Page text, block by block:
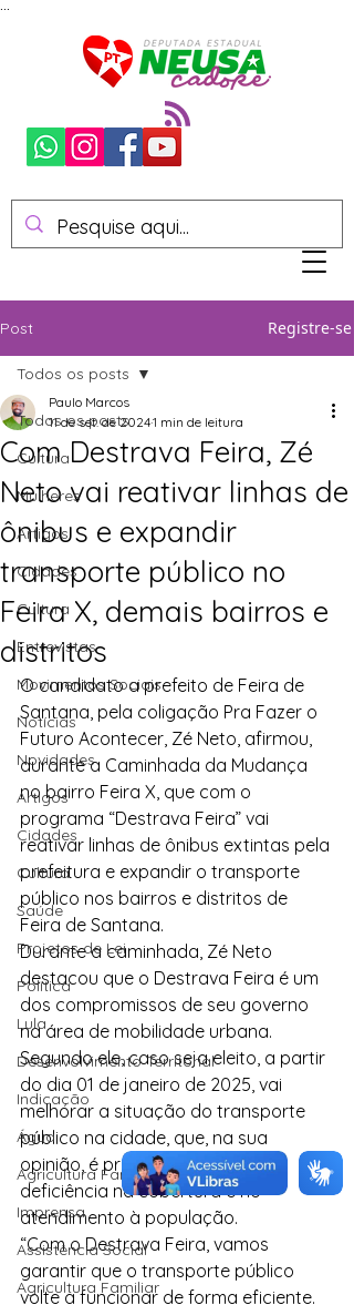
Post Registre-se
Todos os posts
Cultura
Mulheres
Artigos
Cidades
Cultura
Entrevistas
Movimentos Sociais
Notícias
Novidades
Artigos
Cidades
Cultura
Saúde
Projetos de Lei
Política
Lula
Desenvolvimento Territorial
Indicação
Água
Agricultura Familiar
Imprensa
Assistência Social
Agricultura Familiar
Todos os posts
Com Destrava Feira, Zé
Neto vai reativar linhas de
ônibus e expandir
transporte público no
Feira X, demais bairros e
distritos
Paulo Marcos
11 de set. de 20241 min de leitura
O candidato a prefeito de Feira de
Santana, pela coligação Pra Fazer o
Futuro Acontecer, Zé Neto, afirmou,
durante a Caminhada da Mudança
no bairro Feira X, que com o
programa “Destrava Feira” vai
reativar linhas de ônibus extintas pela
prefeitura e expandir o transporte
público nos bairros e distritos de
Feira de Santana.
Durante a caminhada, Zé Neto
destacou que o Destrava Feira é um
dos compromissos de seu governo
na área de mobilidade urbana.
Segundo ele, caso seja eleito, a partir
do dia 01 de janeiro de 2025, vai
melhorar a situação do transporte
público na cidade, que, na sua
opinião, é precária, apresenta
deficiência na cobertura e no
atendimento à população.
“Com o Destrava Feira, vamos
garantir que o transporte público
volte a funcionar de forma eficiente.